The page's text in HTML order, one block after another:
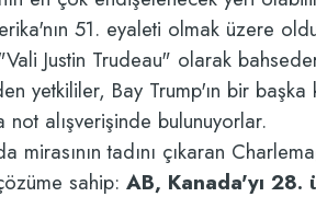
51. eyaleti olmak üzere
Justin Trudeau" olarak
yetkililer, Bay Trump'ın bir başka
not alışverişinde bulunuyorlar.
mirasının tadını çıkaran
sahip: AB, Kanada'yı 28.